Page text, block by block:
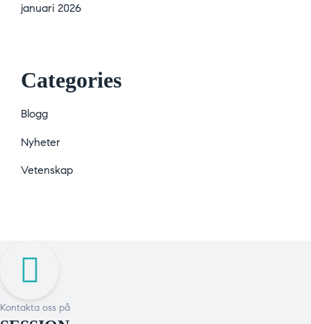
januari 2026
Categories
Blogg
Nyheter
Vetenskap
Kontakta oss på